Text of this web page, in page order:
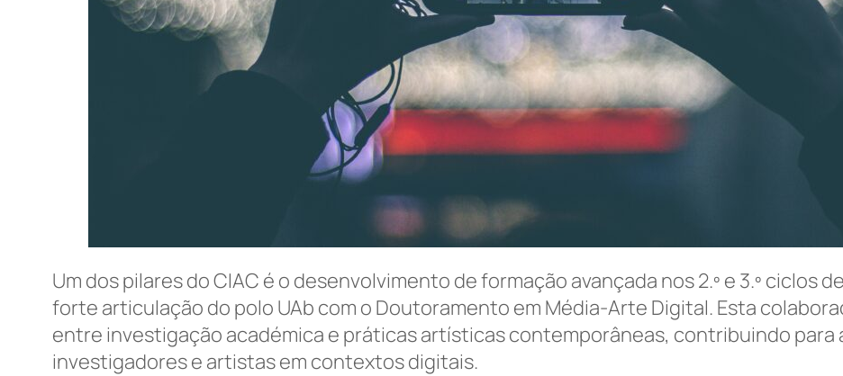
Um dos pilares do CIAC é o desenvolvimento de formação avançada nos 2.º e 3.º ciclos
forte articulação do polo UAb com o Doutoramento em Média-Arte Digital. Esta
entre investigação académica e práticas artísticas contemporâneas, contribuindo para
investigadores e artistas em contextos digitais.